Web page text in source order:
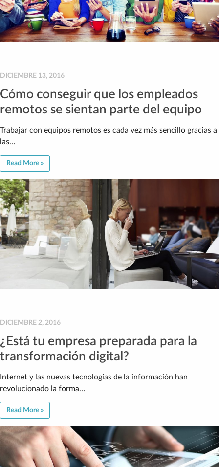
DICIEMBRE 13, 2016
Cómo conseguir que los empleados
remotos se sientan parte del equipo
Trabajar con equipos remotos es cada vez más sencillo gracias a
las…
Read More »
DICIEMBRE 2, 2016
¿Está tu empresa preparada para la
transformación digital?
Internet y las nuevas tecnologías de la información han
revolucionado la forma…
Read More »